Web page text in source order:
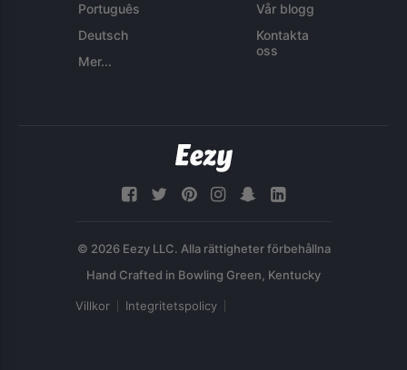
Português
Deutsch
Mer...
Vår blogg
Kontakta
oss
© 2026 Eezy LLC. Alla rättigheter förbehållna
Villkor Integritetspolicy